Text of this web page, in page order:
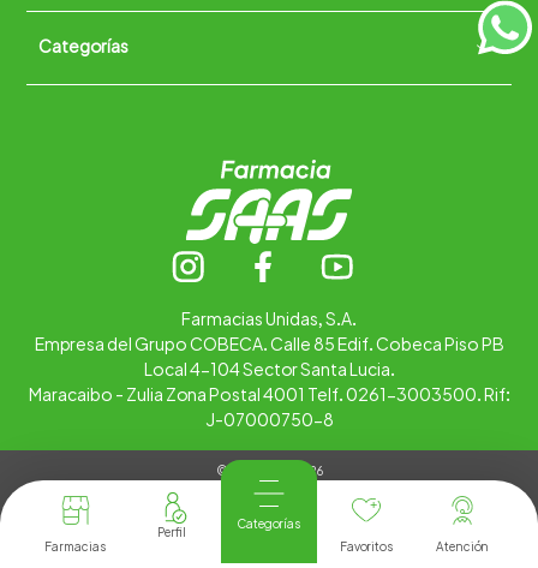
Farmacias
Categorías
Favoritos
Atención
Quiénes somos
Trabaja con nosotros
Categorías +
Farmacias Unidas, S.A.
Empresa del Grupo COBECA. Calle 85 Edif. Cobeca Piso PB
Local 4-104 Sector Santa Lucia.
Maracaibo - Zulia Zona Postal 4001 Telf. 0261-3003500. Rif:
J-07000750-8
© Copyright 2026
Tienda Virtual desarrollada por
Tecnología